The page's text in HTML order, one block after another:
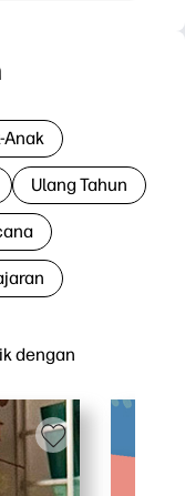
dengan
Anak
Ulang Tahun